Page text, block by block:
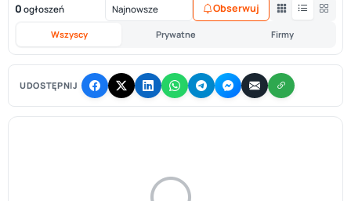
0 ogłoszeń
Wszyscy Prywatne Firmy
Obserwuj
UDOSTĘPNIJ